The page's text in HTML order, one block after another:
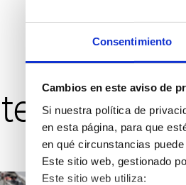
Consentimiento
Cambios en este aviso de
Si nuestra política de
en esta página, para que
en qué circunstancias
Este sitio web, gestionado
Este sitio web utiliza: